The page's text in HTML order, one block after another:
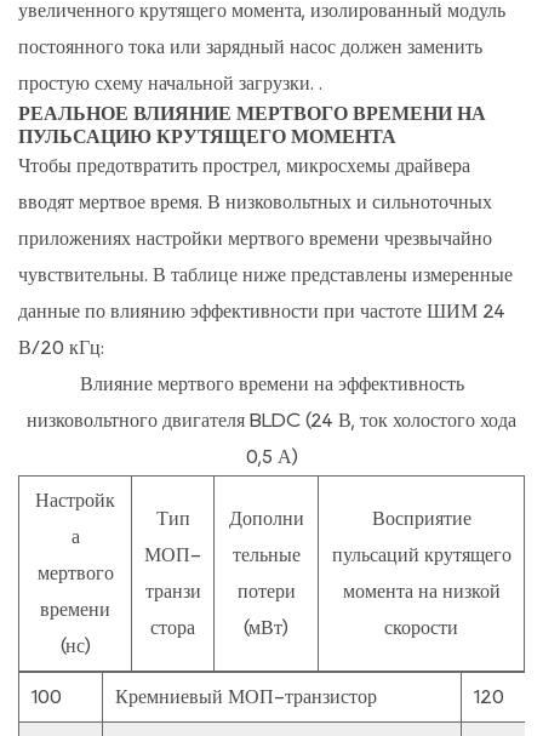
6
Подавление
электромагнитных
помех
«Антирезонансная»
ловушка
конденсаторных
коммутационного
узла
7
увеличенного крутящего момента, изолированный модуль
постоянного тока или зарядный насос должен заменить
простую схему начальной загрузки. .
РЕАЛЬНОЕ ВЛИЯНИЕ МЕРТВОГО ВРЕМЕНИ НА
ПУЛЬСАЦИЮ КРУТЯЩЕГО МОМЕНТА
Чтобы предотвратить прострел, микросхемы драйвера
вводят мертвое время. В низковольтных и сильноточных
приложениях настройки мертвого времени чрезвычайно
чувствительны. В таблице ниже представлены измеренные
данные по влиянию эффективности при частоте ШИМ 24
В/20 кГц:
Влияние мертвого времени на эффективность
низковольтного двигателя BLDC (24 В, ток холостого хода
0,5 А)
Настройк
а
мертвого
времени
(нс)
Тип
МОП-
транзи
стора
Дополни
тельные
потери
(мВт)
Восприятие
пульсаций крутящего
момента на низкой
скорости
100 Кремниевый МОП-транзистор 120